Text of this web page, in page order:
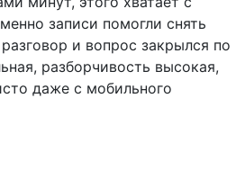
записи помогли снять
и вопрос закрылся по
разборчивость высокая,
даже с мобильного